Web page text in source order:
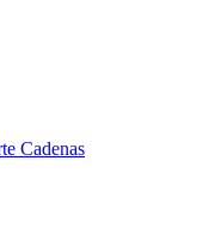
Cadenas